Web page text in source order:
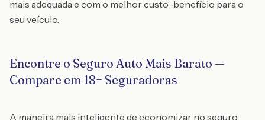
mais adequada e com o melhor custo-benefício para o
seu veículo.
Encontre o Seguro Auto Mais Barato —
Compare em 18+ Seguradoras
A maneira mais inteligente de economizar no seguro